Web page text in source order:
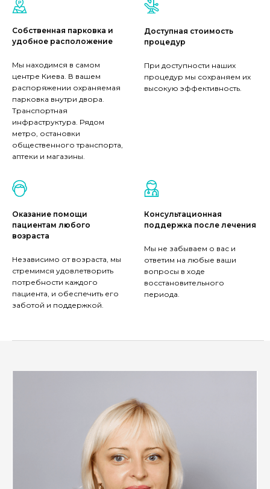
Собственная парковка и
удобное расположение
Мы находимся в самом
центре Киева. В вашем
распоряжении охраняемая
парковка внутри двора.
Транспортная
инфраструктура. Рядом
метро, остановки
общественного транспорта,
аптеки и магазины.
Доступная стоимость
процедур
При доступности наших
процедур мы сохраняем их
высокую эффективность.
Оказание помощи
пациентам любого
возраста
Независимо от возраста, мы
стремимся удовлетворить
потребности каждого
пациента, и обеспечить его
заботой и поддержкой.
Консультационная
поддержка после лечения
Мы не забываем о вас и
ответим на любые ваши
вопросы в ходе
восстановительного
периода.